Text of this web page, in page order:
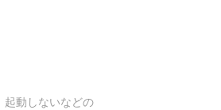
起動しないなどの